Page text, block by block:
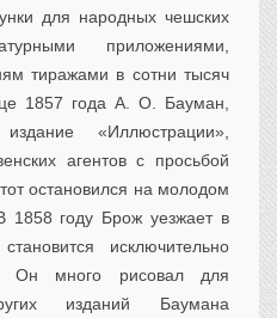
для народных чешских
приложениями,
тиражами в сотни тысяч
1857 года А. О. Бауман,
«Иллюстрации»,
агентов с просьбой
остановился на молодом
1858 году Брож уезжает в
исключительно
Он много рисовал для
изданий Баумана